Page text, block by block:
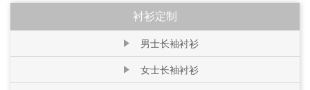
衬衫定制
男士长袖衬衫
女士长袖衬衫